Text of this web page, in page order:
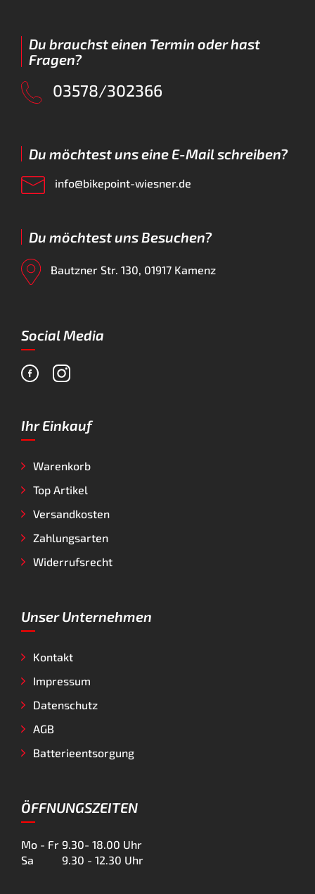
Du brauchst einen Termin oder hast
Fragen?
03578/302366
Du möchtest uns eine E-Mail schreiben?
info@bikepoint-wiesner.de
Du möchtest uns Besuchen?
Bautzner Str. 130, 01917 Kamenz
Social Media
Ihr Einkauf
Warenkorb
Top Artikel
Versandkosten
Zahlungsarten
Widerrufsrecht
Unser Unternehmen
Kontakt
Impressum
Datenschutz
AGB
Batterieentsorgung
ÖFFNUNGSZEITEN
Mo - Fr 9.30- 18.00 Uhr
Sa
9.30 - 12.30 Uhr